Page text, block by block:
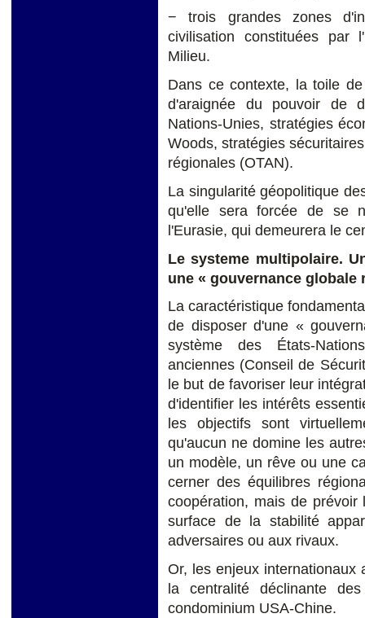
− trois grandes zones
civilisation constituées par
Milieu.
Dans ce contexte, la toile
d'araignée du pouvoir de
Nations-Unies, stratégies
Woods, stratégies
régionales (OTAN).
La singularité géopolitique
qu'elle sera forcée de se
l'Eurasie, qui demeurera le
Le systeme multipolaire.
une « gouvernance globale
La caractéristique
de disposer d'une «
système des États-
anciennes (Conseil de
le but de favoriser leur
d'identifier les intérêts
les objectifs sont
qu'aucun ne domine les
un modèle, un rêve ou une
cerner des équilibres
coopération, mais de
surface de la stabilité
adversaires ou aux rivaux.
Or, les enjeux internationaux
la centralité déclinante
condominium USA-Chine.